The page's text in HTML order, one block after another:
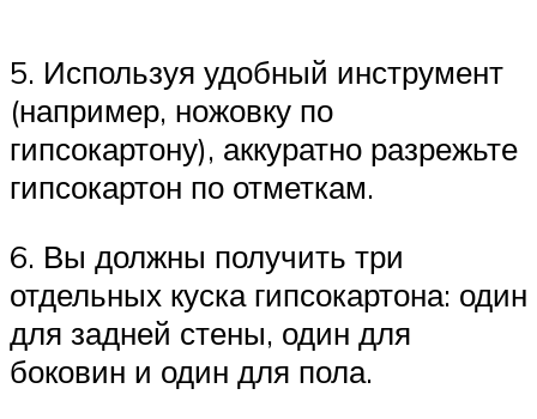
5. Используя удобный инструмент
(например, ножовку по
гипсокартону), аккуратно разрежьте
гипсокартон по отметкам.
6. Вы должны получить три
отдельных куска гипсокартона: один
для задней стены, один для
боковин и один для пола.